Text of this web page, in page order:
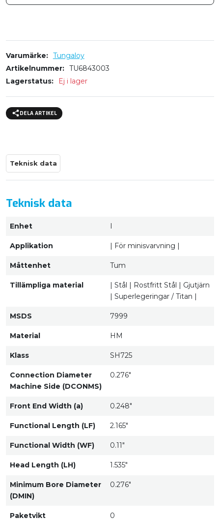
Varumärke
Tungaloy
Artikelnummer
TU6843003
Lagerstatus
Ej i lager
DELA ARTIKEL
Teknisk data
Teknisk data
Enhet
Applikation | För minisvarvning |
Måttenhet Tum
Tillämpliga material
| Stål | Rostfritt Stål | Gjutjärn
| Superlegeringar / Titan |
MSDS 7999
Material HM
Klass SH725
Connection Diameter
Machine Side (DCONMS)
0.276"
Front End Width (a) 0.248"
Functional Length (LF) 2.165"
Functional Width (WF) 0.11"
Head Length (LH) 1.535"
Minimum Bore Diameter
(DMIN)
0.276"
Paketvikt 0